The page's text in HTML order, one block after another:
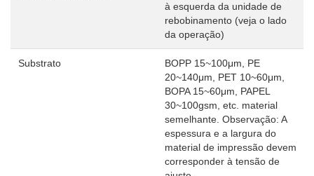
à esquerda da unidade de
rebobinamento (veja o lado
da operação)
Substrato
BOPP 15~100μm, PE
20~140μm, PET 10~60μm,
BOPA 15~60μm, PAPEL
30~100gsm, etc. material
semelhante. Observação: A
espessura e a largura do
material de impressão devem
corresponder à tensão de